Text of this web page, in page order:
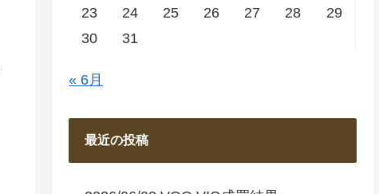
23
24 25 26 27 28
29
30
31
« 6月
最近の投稿